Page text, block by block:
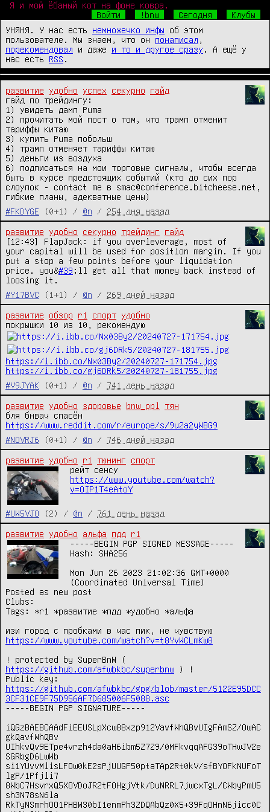
Я и мой ёбаный кот на фоне ковра.
Войти
!bnw Сегодня
Клубы
УНЯНЯ. У нас есть немножечко инфы об этом
пользователе. Мы знаем, что он понаписал
порекомендовал и даже и то и другое сразу . А ещё у
нас есть RSS
развитие удобно успех секурно
гайд
гайд по трейдингу:
1) увидеть дамп Puma
2) прочитать мой пост о том, что трамп отменит
тариффы китаю
3) купить Puma побольш
4) трамп отменяет тариффы китаю
5) деньги из воздуха
6) подписаться на мои торговые сигналы, чтобы всегда
быть в курсе предстоящих событий (кто до сих пор
слоупок - contact me в smac@conference.bitcheese.net,
гибкие планы, адекватные цены)
#FKDYGE
(0+1) / @n / 254 дня назад
развитие удобно секурно трейдинг
гайд
[12:43] FlapJack: if you overleverage, most of
your capital will be used for position margin. If you
put a stop a few points before your liquidation
price. you&#39 ;ll get all that money back instead of
loosing it.
#Y17BVC
(1+1) / @n / 269 дней назад
развитие обзор r1 спорт удобно
https://i.ibb.co/Nx03By2/20240727-171754.jpg
https://i.ibb.co/gj6DRk5/20240727-181755.jpg
#V9JYAK
(0+1) / @n / 741 день назад
развитие удобно здоровье bnw_ppl
тян
https://www.reddit.com/r/europe/s/9u2a2yWBG9
#NOVRJ6
(0+1) / @n / 746 дней назад
развитие удобно r1 тюнинг
спорт
https://www.youtube.com/watch?
v=OIP1T4eAtoY
#UW5VJO (2) / @n / 761 день назад
развитие удобно альфа пдд
r1
-----BEGIN PGP SIGNED MESSAGE-----
Hash: SHA256
Mon Jun 26 2023 21:02:36 GMT+0000
(Coordinated Universal Time)
Posted as new post
Clubs:
Tags: *r1 *развитие *пдд *удобно *альфа
https://www.youtube.com/watch?v=t8YvWCLmKw8
https://github.com/afwbkbc/superbnw ) !
https://github.com/afwbkbc/gpg/blob/master/5122E95DCC
3CF31CE9F75D956AF7D685006F5088.asc
-----BEGIN PGP SIGNATURE-----
iQGzBAEBCAAdFiEEUSLpXcw88xzp912VavfWhQBvUIgFAmSZ/OwAC
gkQavfWhQBv
UIhkvQv9ETpe4vrzh4da0aH6ibm5Z7Z9/0MFkvqqAFG39oTHwJV2e
SGRbgD6LwWb
si1YUvvMlisLFOw0kE2sPjUUGF50ptaTAp2Rt0kV/sfBYOFkNUFoT
lgP/1Pfjli7
8WbC7HsvrxQ5XOVDoJR2tFOHgjVtk/DuNRRL7jwcxTgL/CWbyPmU5
sh3N78sN6la
RkTyNSmrhOO1PHBW30bI1enmPh3ZDQAbQz0X5+39FqOHnN6jicc0C